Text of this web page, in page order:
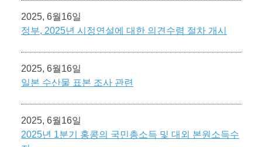
2025, 6월16일
정부, 2025년 시정연설에 대한 의견수렴 절차 개시
2025, 6월16일
일본 수산물 표본 조사 관련
2025, 6월16일
2025년 1분기 홍콩의 국민총소득 및 대외 본원소득수